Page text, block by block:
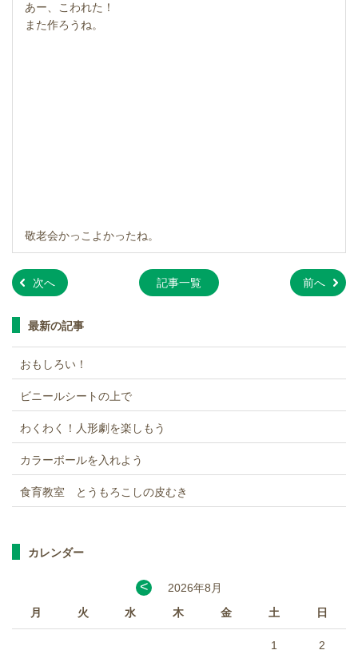
あー、こわれた！
また作ろうね。
敬老会かっこよかったね。
記事一覧 前へ
»
次へ »
最新の記事
おもしろい！
ビニールシートの上で
わくわく！人形劇を楽しもう
カラーボールを入れよう
食育教室 とうもろこしの皮むき
カレンダー
<
2026年8月
月
火 水 木 金 土 日
1 2